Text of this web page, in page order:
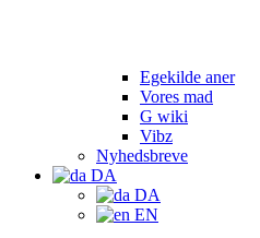
Egekilde aner
Vores mad
G wiki
Vibz
Nyhedsbreve
DA
DA
EN